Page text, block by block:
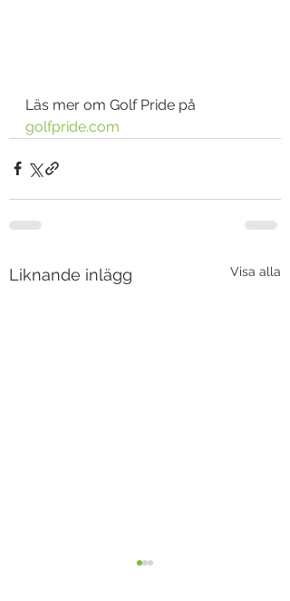
Läs mer om Golf Pride på
golfpride.com
Liknande inlägg Visa alla